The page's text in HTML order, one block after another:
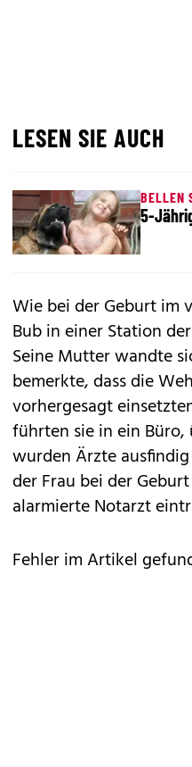
LESEN SIE AUCH
BELLEN
5-
Wie bei der Geburt im
Bub in einer Station
Seine Mutter wandte
bemerkte, dass die
vorhergesagt
führten sie in ein Büro,
wurden Ärzte
der Frau bei der
alarmierte Notarzt
Fehler im Artikel